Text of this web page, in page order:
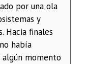
por una ola
y
Hacia finales
había
momento